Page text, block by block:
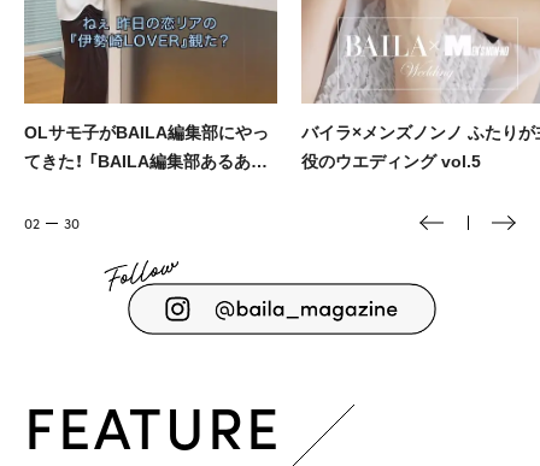
OLサモ子がBAILA編集部にやっ
てきた！ 「BAILA編集部あるある」
バイラ×メンズノンノ ふたりが
役のウエディング vol.5
02 30
FEATURE